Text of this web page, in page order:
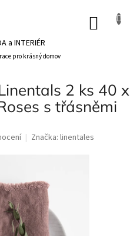
a INTERIÉR
pro krásný domov
2 ks 40 x
s třásněmi
Značka: linentales